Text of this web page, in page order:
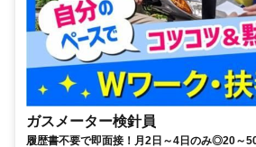
ガスメーター検針員
履歴書不要で即面接！月2日～4日のみ◎20～